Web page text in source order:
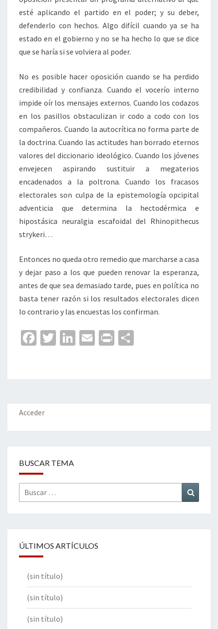
esté aplicando el partido en el poder; y su deber,
defenderlo con hechos. Algo difícil cuando ya se ha
estado en el gobierno y no se ha hecho lo que se dice
que se haría si se volviera al poder.
No es posible hacer oposición cuando se ha perdido
credibilidad y confianza. Cuando el vocerío interno
impide oír los mensajes externos. Cuando los codazos
en los pasillos obstaculizan ir codo a codo con los
compañeros. Cuando la autocrítica no forma parte de
la doctrina. Cuando las actitudes han borrado eternos
valores del diccionario ideológico. Cuando los jóvenes
envejecen aspirando sustituir a megaterios
encadenados a la poltrona. Cuando los fracasos
electorales son culpa de la epistemología opcipital
adventicia que determina la hectodérmica e
hipostásica neuralgia escafoidal del Rhinopithecus
strykeri…
Entonces no queda otro remedio que marcharse a casa
y dejar paso a los que pueden renovar la esperanza,
antes de que sea demasiado tarde, pues en política no
basta tener razón si los resultados electorales dicen
lo contrario y las encuestas los confirman.
Fa
o
o
k
T
er
Li
dI
n
E
l
Pr
p
ar
Acceder
BUSCAR TEMA
Buscar
por:
ÚLTIMOS ARTÍCULOS
(sin título)
(sin título)
(sin título)